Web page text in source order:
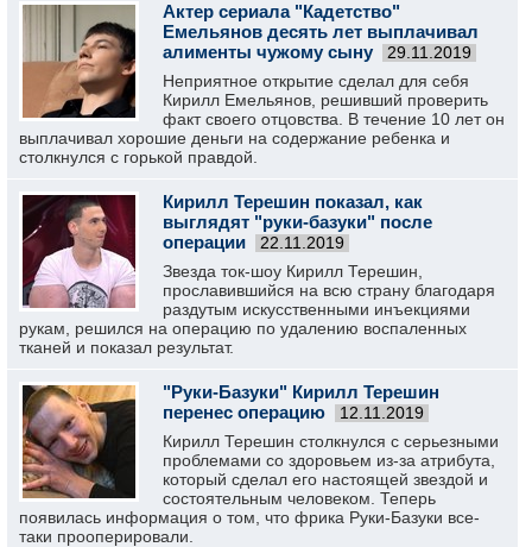
Актер сериала "Кадетство"
Емельянов десять лет выплачивал
алименты чужому сыну
29.11.2019
Неприятное открытие сделал для себя
Кирилл Емельянов, решивший проверить
факт своего отцовства. В течение 10 лет он
выплачивал хорошие деньги на содержание ребенка и
столкнулся с горькой правдой.
Кирилл Терешин показал, как
выглядят "руки-базуки" после
операции
22.11.2019
Звезда ток-шоу Кирилл Терешин,
прославившийся на всю страну благодаря
раздутым искусственными инъекциями
рукам, решился на операцию по удалению воспаленных
тканей и показал результат.
"Руки-Базуки" Кирилл Терешин
перенес операцию
12.11.2019
Кирилл Терешин столкнулся с серьезными
проблемами со здоровьем из-за атрибута,
который сделал его настоящей звездой и
состоятельным человеком. Теперь
появилась информация о том, что фрика Руки-Базуки все-
таки прооперировали.